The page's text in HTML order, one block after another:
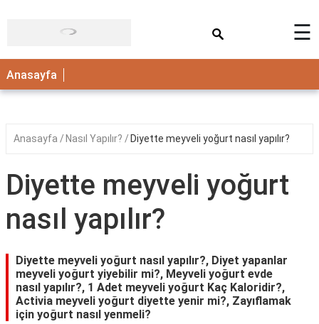
ANASAYFA
☰
Anasayfa
Anasayfa Nasıl Yapılır? Diyette meyveli yoğurt nasıl yapılır?
Diyette meyveli yoğurt
nasıl yapılır?
Diyette meyveli yoğurt nasıl yapılır?, Diyet yapanlar
meyveli yoğurt yiyebilir mi?, Meyveli yoğurt evde
nasıl yapılır?, 1 Adet meyveli yoğurt Kaç Kaloridir?,
Activia meyveli yoğurt diyette yenir mi?, Zayıflamak
için yoğurt nasıl yenmeli?